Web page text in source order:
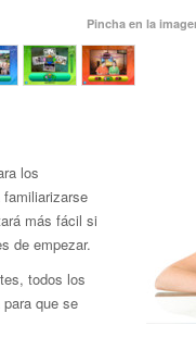
Pincha en la
los
más fácil si
de empezar.
todos los
que se